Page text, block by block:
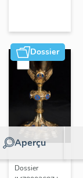
Dossier
Aperçu
Dossier